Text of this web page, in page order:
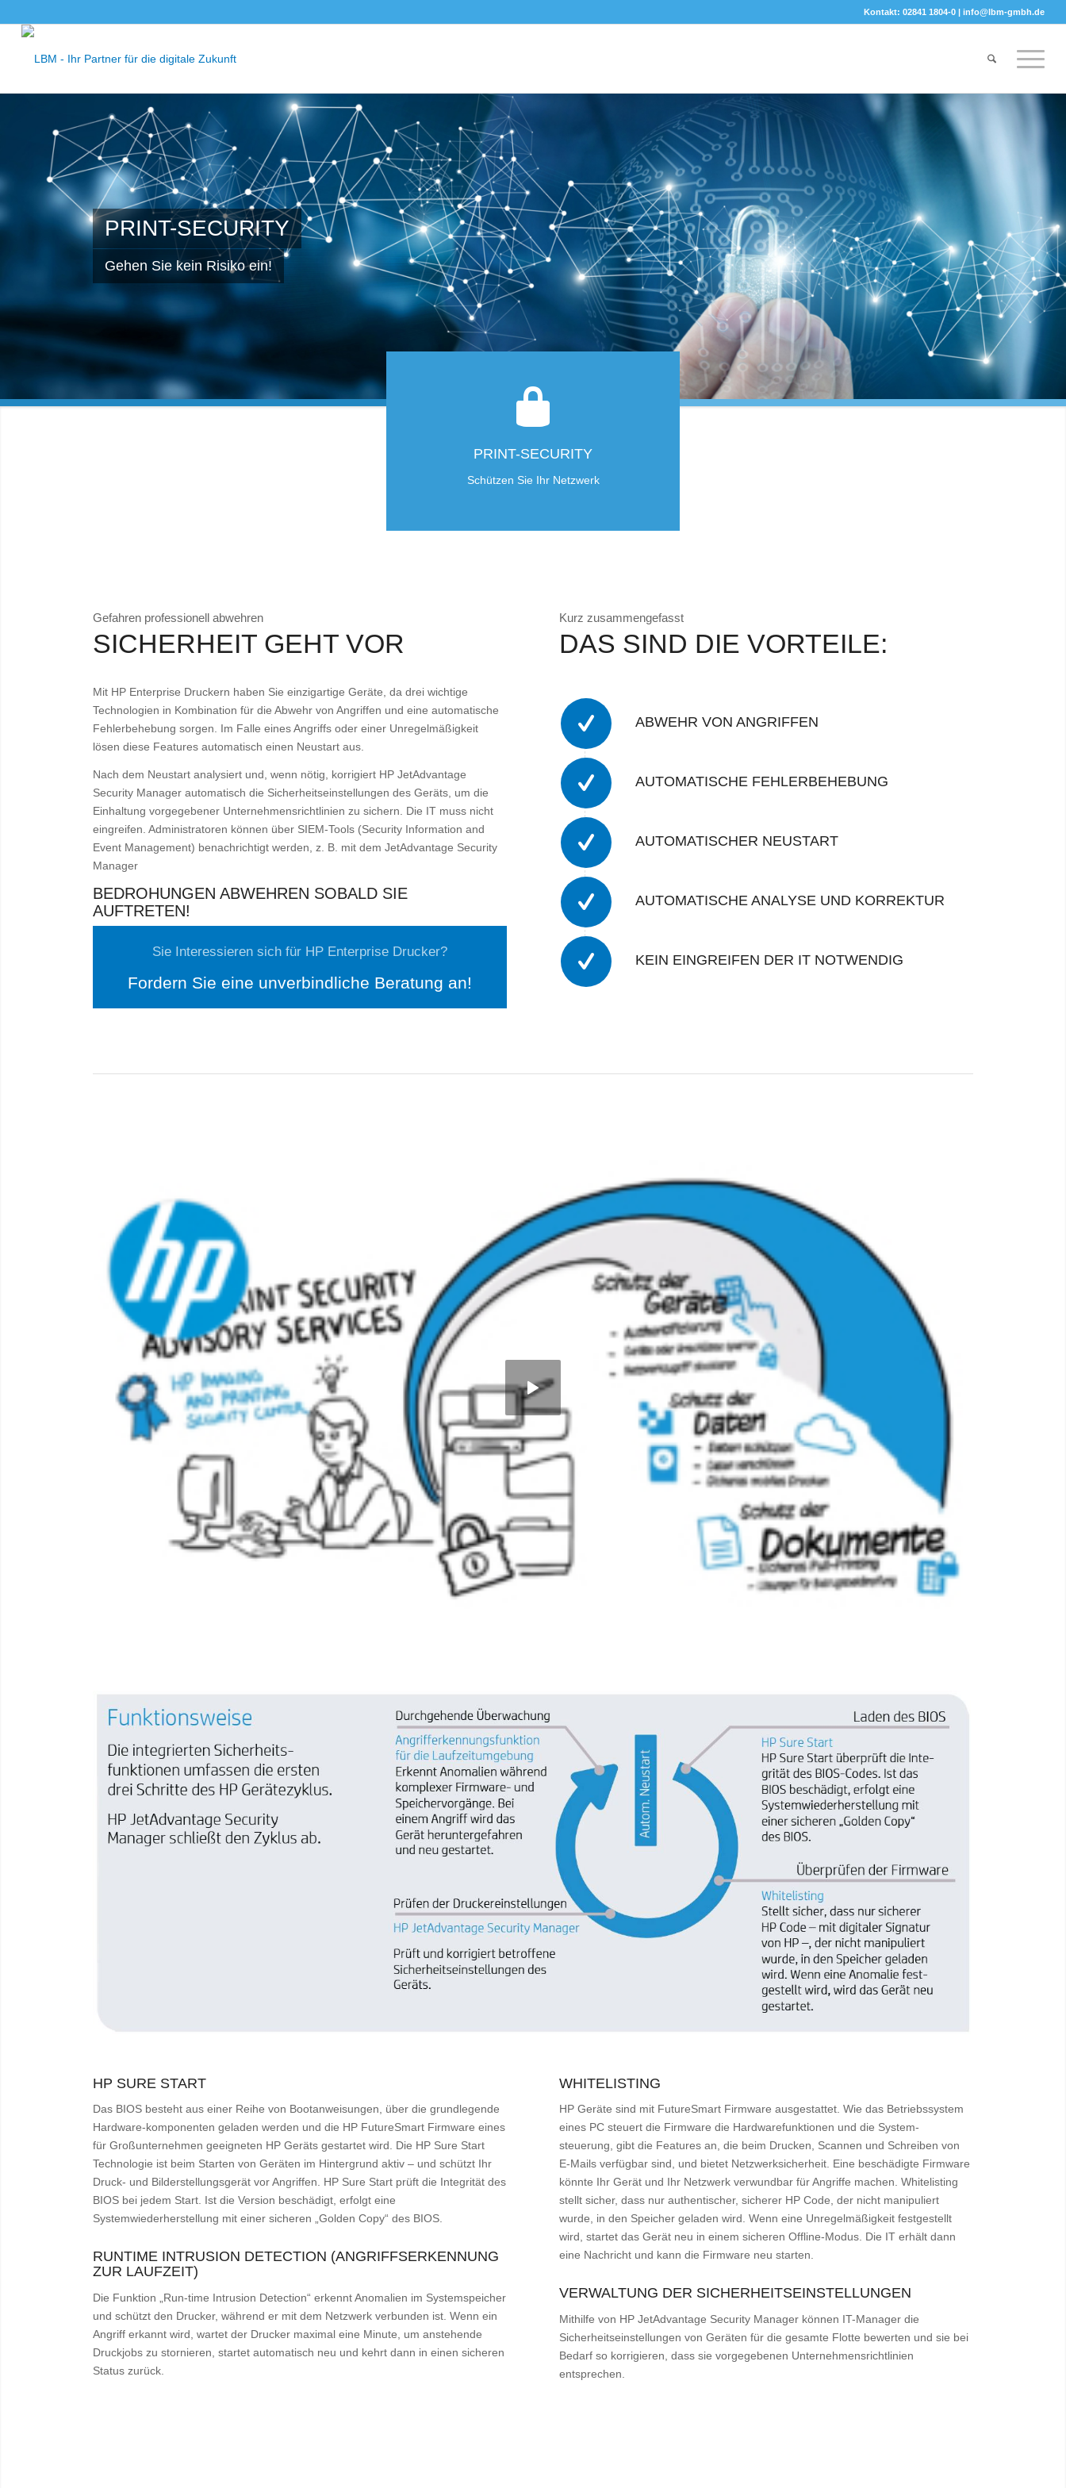
Kontakt: 02841 1804-0 |info@lbm-gmbh.de
PRINT-SECURITY
Gehen Sie kein Risiko ein!
PRINT-SECURITY
Schützen Sie Ihr Netzwerk
Gefahren professionell abwehren
SICHERHEIT GEHT VOR
Mit HP Enterprise Druckern haben Sie einzigartige Geräte, da drei wichtige
Technologien in Kombination für die Abwehr von Angriffen und eine automatische
Fehlerbehebung sorgen. Im Falle eines Angriffs oder einer Unregelmäßigkeit
lösen diese Features automatisch einen Neustart aus.
Nach dem Neustart analysiert und, wenn nötig, korrigiert HP JetAdvantage
Security Manager automatisch die Sicherheitseinstellungen des Geräts, um die
Einhaltung vorgegebener Unternehmensrichtlinien zu sichern. Die IT muss nicht
eingreifen. Administratoren können über SIEM-Tools (Security Information and
Event Management) benachrichtigt werden, z. B. mit dem JetAdvantage Security
Manager
BEDROHUNGEN ABWEHREN SOBALD SIE
AUFTRETEN!
Sie Interessieren sich für HP Enterprise Drucker?
Fordern Sie eine unverbindliche Beratung an!
Kurz zusammengefasst
DAS SIND DIE VORTEILE:
ABWEHR VON ANGRIFFEN
AUTOMATISCHE FEHLERBEHEBUNG
AUTOMATISCHER NEUSTART
AUTOMATISCHE ANALYSE UND KORREKTUR
KEIN EINGREIFEN DER IT NOTWENDIG
HP SURE START
Das BIOS besteht aus einer Reihe von Bootanweisungen, über die grundlegende
Hardware-komponenten geladen werden und die HP FutureSmart Firmware eines
für Großunternehmen geeigneten HP Geräts gestartet wird. Die HP Sure Start
Technologie ist beim Starten von Geräten im Hintergrund aktiv – und schützt Ihr
Druck- und Bilderstellungsgerät vor Angriffen. HP Sure Start prüft die Integrität des
BIOS bei jedem Start. Ist die Version beschädigt, erfolgt eine
Systemwiederherstellung mit einer sicheren „Golden Copy“ des BIOS.
RUNTIME INTRUSION DETECTION (ANGRIFFSERKENNUNG
ZUR LAUFZEIT)
Die Funktion „Run-time Intrusion Detection“ erkennt Anomalien im Systemspeicher
und schützt den Drucker, während er mit dem Netzwerk verbunden ist. Wenn ein
Angriff erkannt wird, wartet der Drucker maximal eine Minute, um anstehende
Druckjobs zu stornieren, startet automatisch neu und kehrt dann in einen sicheren
Status zurück.
WHITELISTING
HP Geräte sind mit FutureSmart Firmware ausgestattet. Wie das Betriebssystem
eines PC steuert die Firmware die Hardwarefunktionen und die System-
steuerung, gibt die Features an, die beim Drucken, Scannen und Schreiben von
E-Mails verfügbar sind, und bietet Netzwerksicherheit. Eine beschädigte Firmware
könnte Ihr Gerät und Ihr Netzwerk verwundbar für Angriffe machen. Whitelisting
stellt sicher, dass nur authentischer, sicherer HP Code, der nicht manipuliert
wurde, in den Speicher geladen wird. Wenn eine Unregelmäßigkeit festgestellt
wird, startet das Gerät neu in einem sicheren Offline-Modus. Die IT erhält dann
eine Nachricht und kann die Firmware neu starten.
VERWALTUNG DER SICHERHEITSEINSTELLUNGEN
Mithilfe von HP JetAdvantage Security Manager können IT-Manager die
Sicherheitseinstellungen von Geräten für die gesamte Flotte bewerten und sie bei
Bedarf so korrigieren, dass sie vorgegebenen Unternehmensrichtlinien
entsprechen.